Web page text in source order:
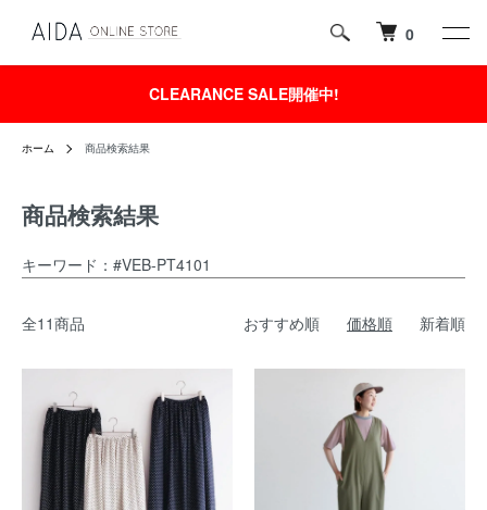
0
CLEARANCE SALE開催中!
ホーム 商品検索結果
商品検索結果
キーワード：#VEB-PT4101
全11商品 おすすめ順 価格順 新着順